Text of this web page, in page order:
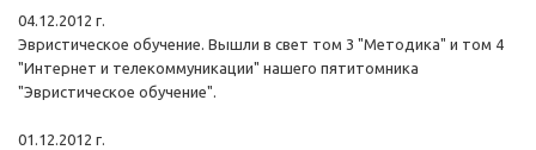
04.12.2012 г.
Эвристическое обучение. Вышли в свет том 3 "Методика" и том 4
"Интернет и телекоммуникации" нашего пятитомника
"Эвристическое обучение".
01.12.2012 г.